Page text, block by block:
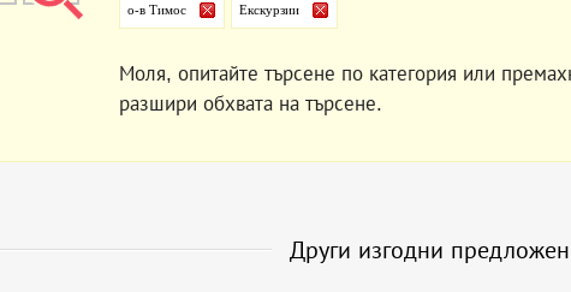
о-в Тимос Екскурзии
Моля, опитайте търсене по категория или
разшири обхвата на търсене.
Други изгодни